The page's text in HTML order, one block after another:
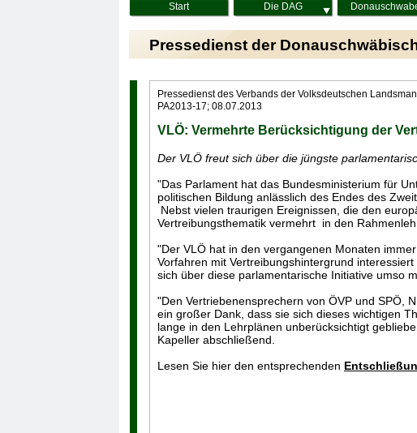
Start Die DAG
Pressedienst der
Pressedienst des Verbands der Volksdeutschen
PA2013-17; 08.07.2013
VLÖ: Vermehrte Berücksichtigung der
Der VLÖ freut sich über die jüngste
"Das Parlament hat das Bundesministerium für
politischen Bildung anlässlich des Endes des
Nebst vielen traurigen Ereignissen, die den
Vertreibungsthematik vermehrt in den
"Der VLÖ hat in den vergangenen Monaten
Vorfahren mit Vertreibungshintergrund
sich über diese parlamentarische Initiative umso
"Den Vertriebenensprechern von ÖVP und SPÖ,
ein großer Dank, dass sie sich dieses wichtigen
lange in den Lehrplänen unberücksichtigt
Kapeller abschließend.
Lesen Sie hier den entsprechenden